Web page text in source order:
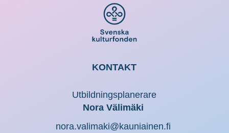
KONTAKT
Utbildningsplanerare
Nora Välimäki
nora.valimaki@kauniainen.fi